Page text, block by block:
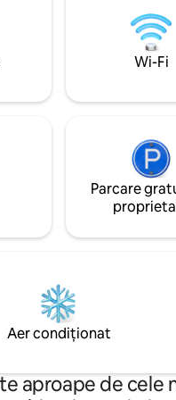
într-
Wi-Fi
Parcare
Aer condiționat
aproape de cele